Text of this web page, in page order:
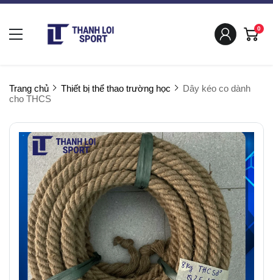
0
Trang chủ Thiết bị thể thao trường học
Dây kéo co dành
cho THCS